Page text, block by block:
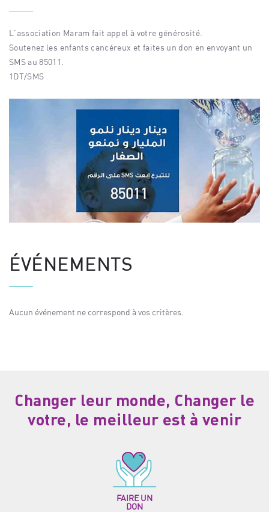
L'association Maram fait appel à votre générosité.
Soutenez les enfants cancéreux et faites un don en envoyant un
SMS au 85011.
1DT/SMS
ÉVÉNEMENTS
Aucun événement ne correspond à vos critères.
Changer leur monde, Changer le
votre, le meilleur est à venir
FAIRE UN
DON